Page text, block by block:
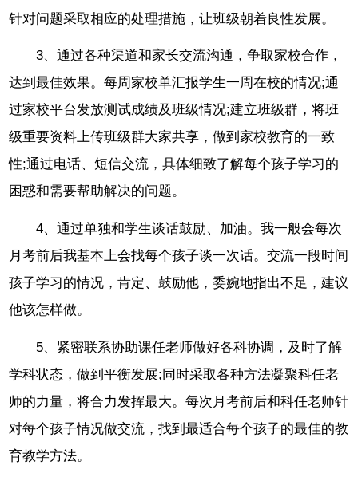
针对问题采取相应的处理措施，让班级朝着良性发展。
3、通过各种渠道和家长交流沟通，争取家校合作，
达到最佳效果。每周家校单汇报学生一周在校的情况;通
过家校平台发放测试成绩及班级情况;建立班级群，将班
级重要资料上传班级群大家共享，做到家校教育的一致
性;通过电话、短信交流，具体细致了解每个孩子学习的
困惑和需要帮助解决的问题。
4、通过单独和学生谈话鼓励、加油。我一般会每次
月考前后我基本上会找每个孩子谈一次话。交流一段时间
孩子学习的情况，肯定、鼓励他，委婉地指出不足，建议
他该怎样做。
5、紧密联系协助课任老师做好各科协调，及时了解
学科状态，做到平衡发展;同时采取各种方法凝聚科任老
师的力量，将合力发挥最大。每次月考前后和科任老师针
对每个孩子情况做交流，找到最适合每个孩子的最佳的教
育教学方法。